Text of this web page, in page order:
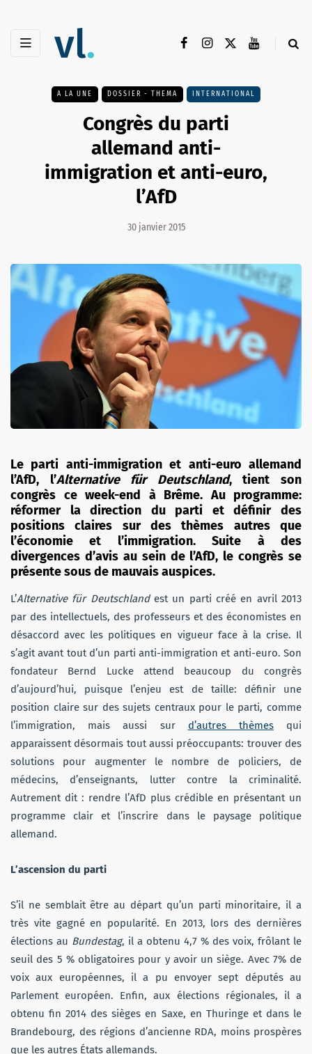
A LA UNE DOSSIER - THEMA INTERNATIONAL
Congrès du parti
allemand anti-
immigration et anti-euro,
l’AfD
30 janvier 2015
Le parti anti-immigration et anti-euro allemand
l’AfD, l’Alternative für Deutschland, tient son
congrès ce week-end à Brême. Au programme:
réformer la direction du parti et définir des
positions claires sur des thèmes autres que
l’économie et l’immigration. Suite à des
divergences d’avis au sein de l’AfD, le congrès se
présente sous de mauvais auspices.
L’Alternative für Deutschlandest un parti créé en avril 2013
par des intellectuels, des professeurs et des économistes en
désaccord avec les politiques en vigueur face à la crise. Il
s’agit avant tout d’un parti anti-immigration et anti-euro. Son
fondateur Bernd Lucke attend beaucoup du congrès
d’aujourd’hui, puisque l’enjeu est de taille: définir une
position claire sur des sujets centraux pour le parti, comme
l’immigration, mais aussi sur d’autres thèmesqui
apparaissent désormais tout aussi préoccupants: trouver des
solutions pour augmenter le nombre de policiers, de
médecins, d’enseignants, lutter contre la criminalité.
Autrement dit : rendre l’AfD plus crédible en présentant un
programme clair et l’inscrire dans le paysage politique
allemand.
L’ascension du parti
S’il ne semblait être au départ qu’un parti minoritaire, il a
très vite gagné en popularité. En 2013, lors des dernières
élections au Bundestag, il a obtenu 4,7 % des voix, frôlant le
seuil des 5 % obligatoires pour y avoir un siège. Avec 7% de
voix aux européennes, il a pu envoyer sept députés au
Parlement européen. Enfin, aux élections régionales, il a
obtenu fin 2014 des sièges en Saxe, en Thuringe et dans le
Brandebourg, des régions d’ancienne RDA, moins prospères
que les autres États allemands.